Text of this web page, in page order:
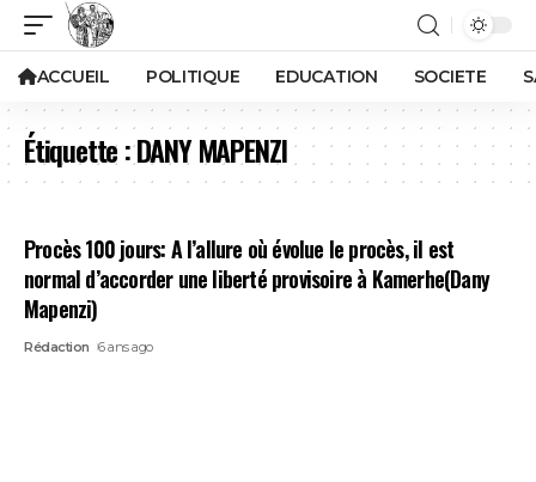
ACCUEIL POLITIQUE EDUCATION SOCIETE
Étiquette :DANY MAPENZI
Procès 100 jours: A l’allure où évolue le procès, il est
normal d’accorder une liberté provisoire à Kamerhe(Dany
Mapenzi)
Rédaction 6 ans ago